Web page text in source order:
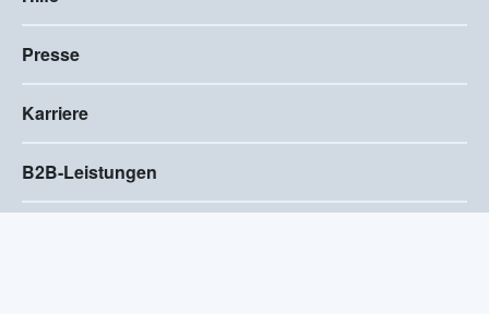
Presse
Karriere
B2B-Leistungen